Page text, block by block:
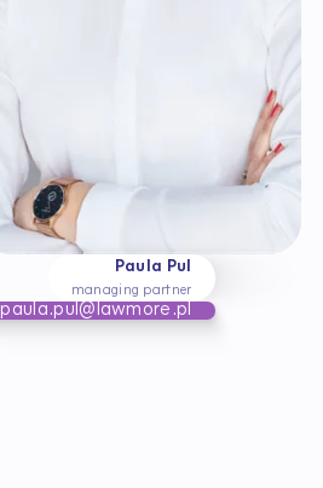
Paula Pul
managing partner
paula.pul@lawmore.pl